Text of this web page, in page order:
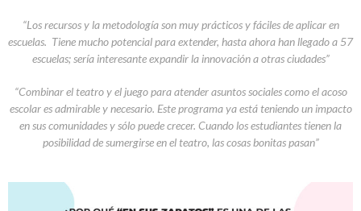
“Los recursos y la metodología son muy prácticos y fáciles de aplicar en
escuelas. Tiene mucho potencial para extender, hasta ahora han llegado a 57
escuelas; sería interesante expandir la innovación a otras ciudades”
“Combinar el teatro y el juego para atender asuntos sociales como el acoso
escolar es admirable y necesario. Este programa ya está teniendo un impacto
en sus comunidades y sólo puede crecer. Cuando los estudiantes tienen la
posibilidad de sumergirse en el teatro, las cosas bonitas pasan”